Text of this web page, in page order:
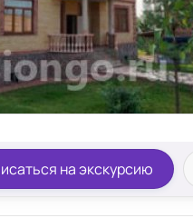
на экскурсию